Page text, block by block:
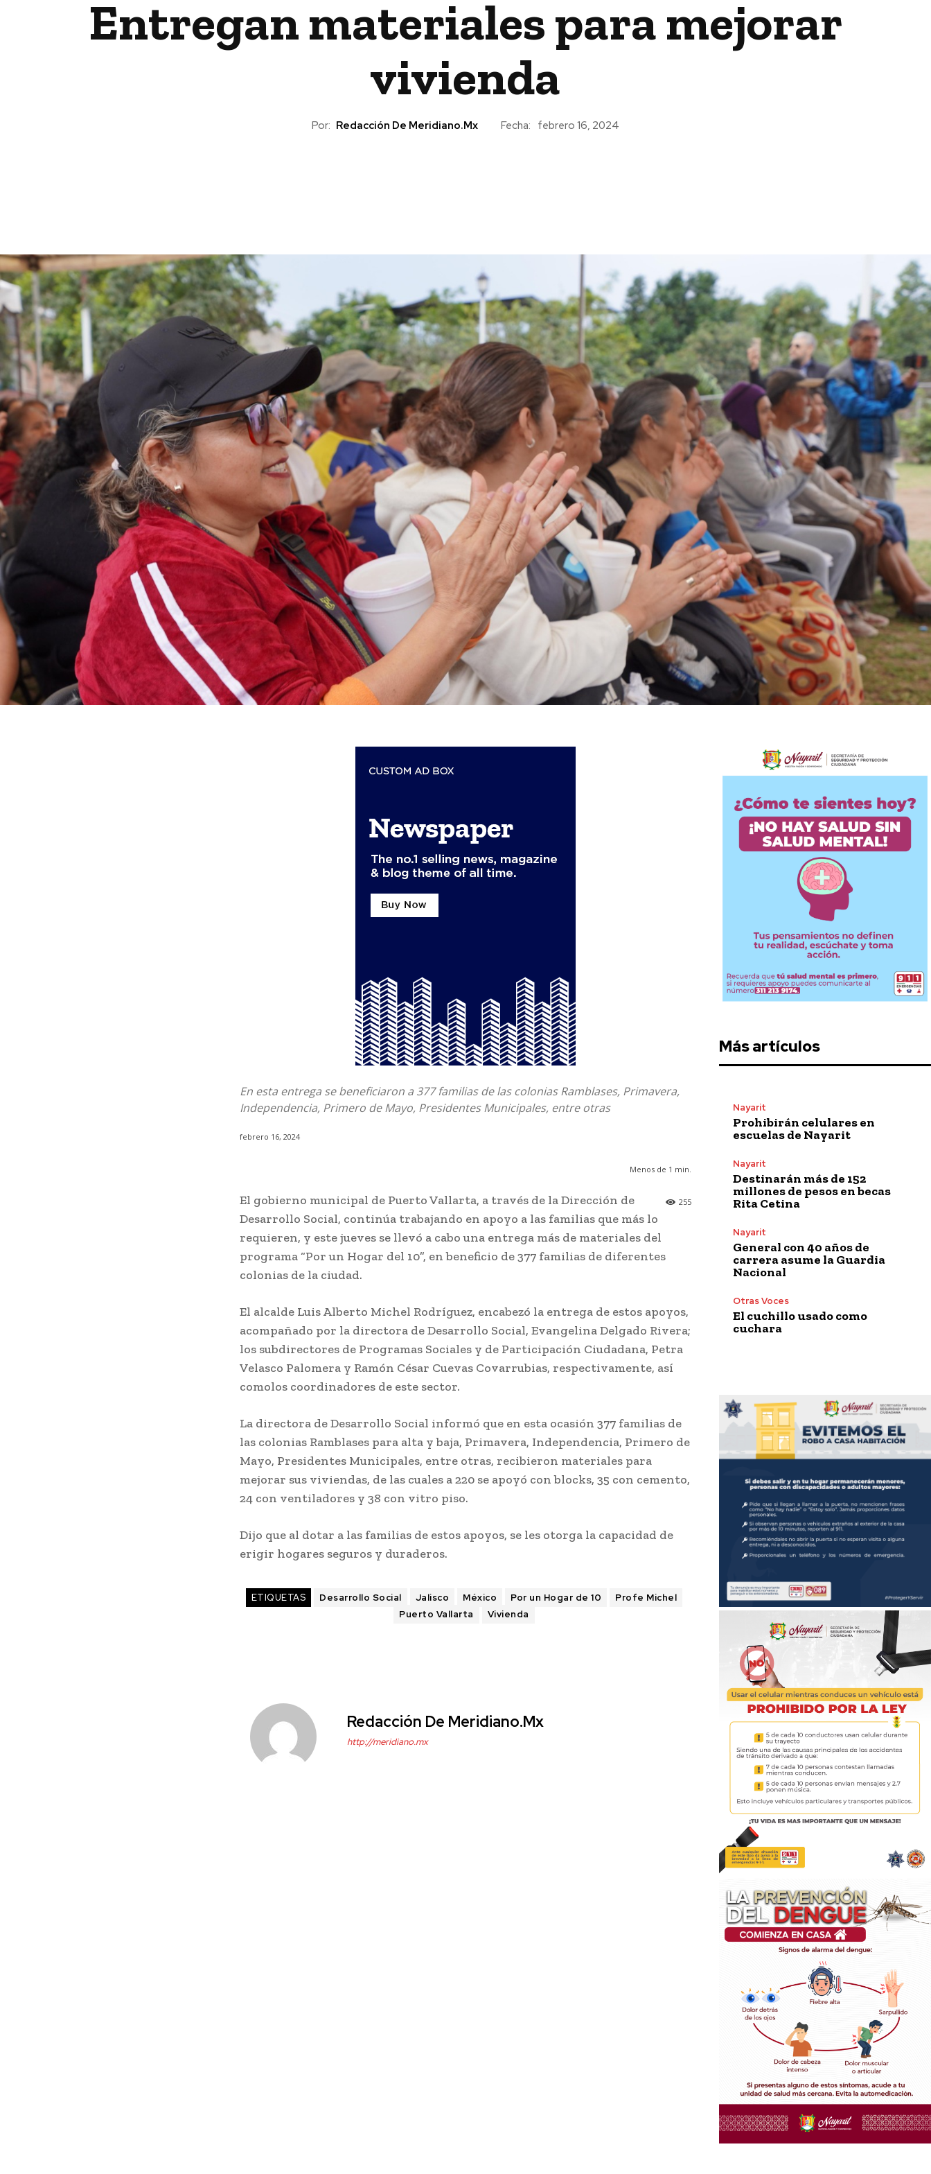
Entregan materiales para mejorar
vivienda
Por: Redacción De Meridiano.mx Fecha: febrero 16, 2024
En esta entrega se beneficiaron a 377 familias de las colonias Ramblases, Primavera,
Independencia, Primero de Mayo, Presidentes Municipales, entre otras
febrero 16, 2024
Menos de 1 min.
255
El gobierno municipal de Puerto Vallarta, a través de la Dirección de
Desarrollo Social, continúa trabajando en apoyo a las familias que más lo
requieren, y este jueves se llevó a cabo una entrega más de materiales del
programa “Por un Hogar del 10”, en beneficio de 377 familias de diferentes
colonias de la ciudad.
El alcalde Luis Alberto Michel Rodríguez, encabezó la entrega de estos apoyos,
acompañado por la directora de Desarrollo Social, Evangelina Delgado Rivera;
los subdirectores de Programas Sociales y de Participación Ciudadana, Petra
Velasco Palomera y Ramón César Cuevas Covarrubias, respectivamente, así
comolos coordinadores de este sector.
La directora de Desarrollo Social informó que en esta ocasión 377 familias de
las colonias Ramblases para alta y baja, Primavera, Independencia, Primero de
Mayo, Presidentes Municipales, entre otras, recibieron materiales para
mejorar sus viviendas, de las cuales a 220 se apoyó con blocks, 35 con cemento,
24 con ventiladores y 38 con vitro piso.
Dijo que al dotar a las familias de estos apoyos, se les otorga la capacidad de
erigir hogares seguros y duraderos.
ETIQUETAS Desarrollo Social Jalisco México Por un Hogar de 10
Profe Michel
Puerto Vallarta
Vivienda
Redacción De Meridiano.mx
http://meridiano.mx
Más artículos
Nayarit
Prohibirán celulares en
escuelas de Nayarit
Nayarit
Destinarán más de 152
millones de pesos en becas
Rita Cetina
Nayarit
General con 40 años de
carrera asume la Guardia
Nacional
Otras Voces
El cuchillo usado como
cuchara